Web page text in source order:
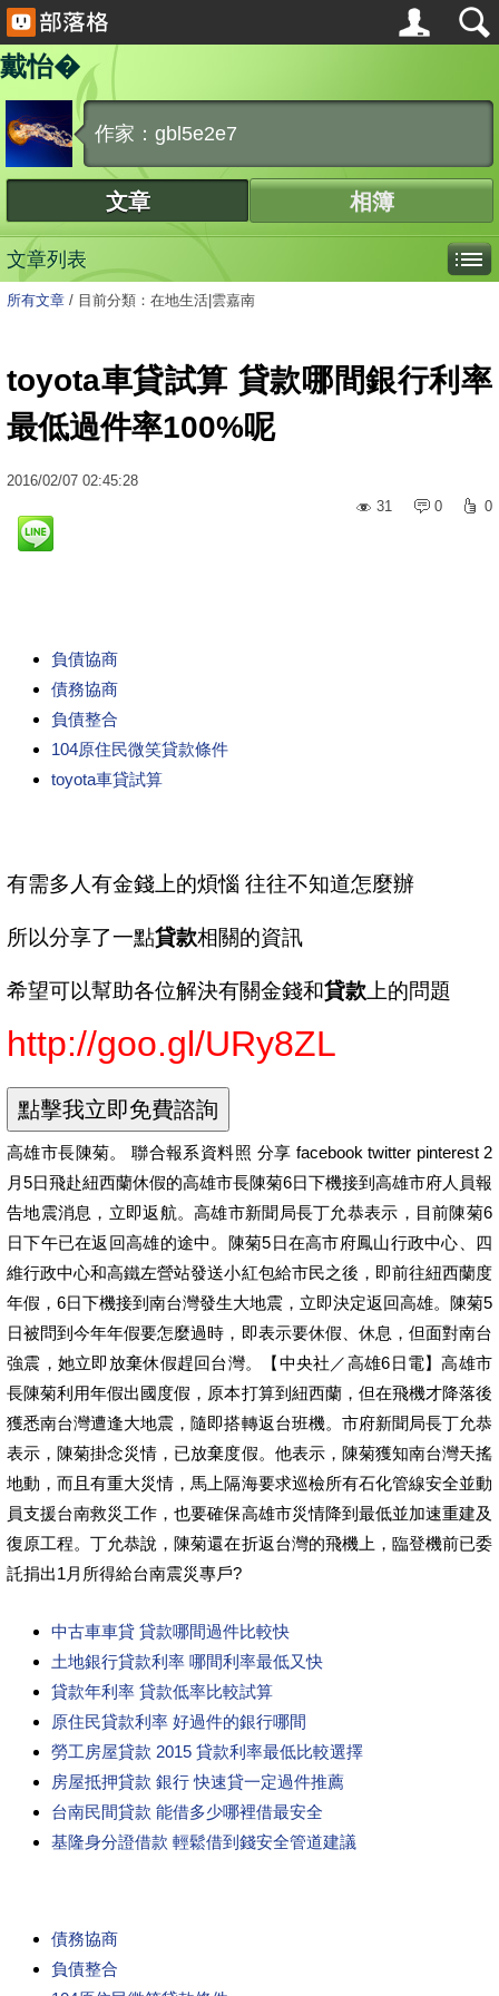
戴怡�
作家：gbl5e2e7
文章 相簿
文章列表
所有文章 / 目前分類：在地生活|雲嘉南
toyota車貸試算 貸款哪間銀行利率
最低過件率100%呢
2016/02/07 02:45:28
31
0 0
負債協商
債務協商
負債整合
104原住民微笑貸款條件
toyota車貸試算
有需多人有金錢上的煩惱 往往不知道怎麼辦
所以分享了一點貸款相關的資訊
希望可以幫助各位解決有關金錢和貸款 上的問題
http://goo.gl/URy8ZL
高雄市長陳菊。 聯合報系資料照 分享 facebook twitter pinterest 2
月5日飛赴紐西蘭休假的高雄市長陳菊6日下機接到高雄市府人員報
告地震消息，立即返航。高雄市新聞局長丁允恭表示，目前陳菊6
日下午已在返回高雄的途中。陳菊5日在高市府鳳山行政中心、四
維行政中心和高鐵左營站發送小紅包給市民之後，即前往紐西蘭度
年假，6日下機接到南台灣發生大地震，立即決定返回高雄。陳菊5
日被問到今年年假要怎麼過時，即表示要休假、休息，但面對南台
強震，她立即放棄休假趕回台灣。【中央社／高雄6日電】高雄市
長陳菊利用年假出國度假，原本打算到紐西蘭，但在飛機才降落後
獲悉南台灣遭逢大地震，隨即搭轉返台班機。市府新聞局長丁允恭
表示，陳菊掛念災情，已放棄度假。他表示，陳菊獲知南台灣天搖
地動，而且有重大災情，馬上隔海要求巡檢所有石化管線安全並動
員支援台南救災工作，也要確保高雄市災情降到最低並加速重建及
復原工程。丁允恭說，陳菊還在折返台灣的飛機上，臨登機前已委
託捐出1月所得給台南震災專戶?
中古車車貸 貸款哪間過件比較快
土地銀行貸款利率 哪間利率最低又快
貸款年利率 貸款低率比較試算
原住民貸款利率 好過件的銀行哪間
勞工房屋貸款 2015 貸款利率最低比較選擇
房屋抵押貸款 銀行 快速貸一定過件推薦
台南民間貸款 能借多少哪裡借最安全
基隆身分證借款 輕鬆借到錢安全管道建議
債務協商
負債整合